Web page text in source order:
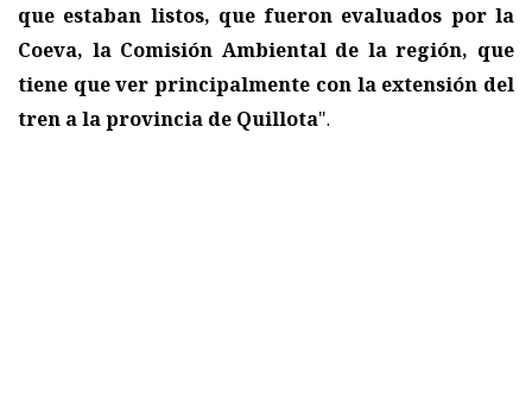
que estaban listos, que fueron evaluados por la
Coeva, la Comisión Ambiental de la región, que
tiene que ver principalmente con la extensión del
tren a la provincia de Quillota".